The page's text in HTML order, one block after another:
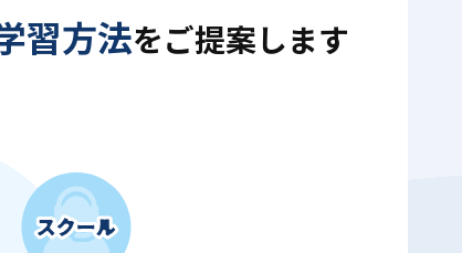
習方法をご提案します